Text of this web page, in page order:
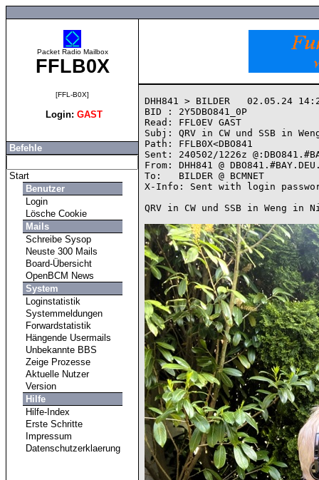
Packet Radio Mailbox
FFLB0X
[FFL-B0X]
Login: GAST
Befehle
Start
Benutzer
Login
Lösche Cookie
Mails
Schreibe Sysop
Neuste 300 Mails
Board-Übersicht
OpenBCM News
System
Loginstatistik
Systemmeldungen
Forwardstatistik
Hängende Usermails
Unbekannte BBS
Zeige Prozesse
Aktuelle Nutzer
Version
Hilfe
Hilfe-Index
Erste Schritte
Impressum
Datenschutzerklaerung
DHH841 > BILDER   02.05.24
BID : 2Y5DBO841_0P
Read: FFL0EV GAST
Subj: QRV in CW und SSB in
Path: FFLB0X<DBO841
Sent: 240502/1226z
From: DHH841 @
To:   BILDER @ BCMNET
X-Info: Sent with login
QRV in CW und SSB in Weng in